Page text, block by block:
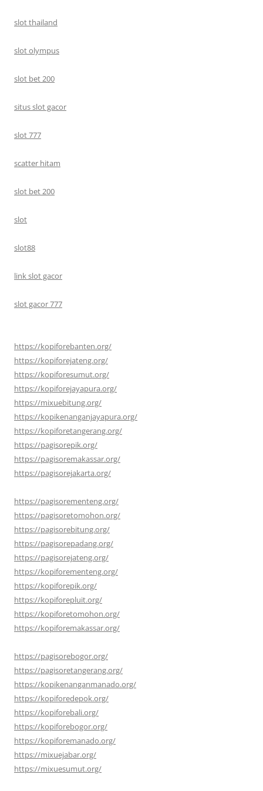
slot thailand
slot olympus
slot bet 200
situs slot gacor
slot 777
scatter hitam
slot bet 200
slot
slot88
link slot gacor
slot gacor 777
https://kopiforebanten.org/
https://kopiforejateng.org/
https://kopiforesumut.org/
https://kopiforejayapura.org/
https://mixuebitung.org/
https://kopikenanganjayapura.org/
https://kopiforetangerang.org/
https://pagisorepik.org/
https://pagisoremakassar.org/
https://pagisorejakarta.org/
https://pagisorementeng.org/
https://pagisoretomohon.org/
https://pagisorebitung.org/
https://pagisorepadang.org/
https://pagisorejateng.org/
https://kopiforementeng.org/
https://kopiforepik.org/
https://kopiforepluit.org/
https://kopiforetomohon.org/
https://kopiforemakassar.org/
https://pagisorebogor.org/
https://pagisoretangerang.org/
https://kopikenanganmanado.org/
https://kopiforedepok.org/
https://kopiforebali.org/
https://kopiforebogor.org/
https://kopiforemanado.org/
https://mixuejabar.org/
https://mixuesumut.org/